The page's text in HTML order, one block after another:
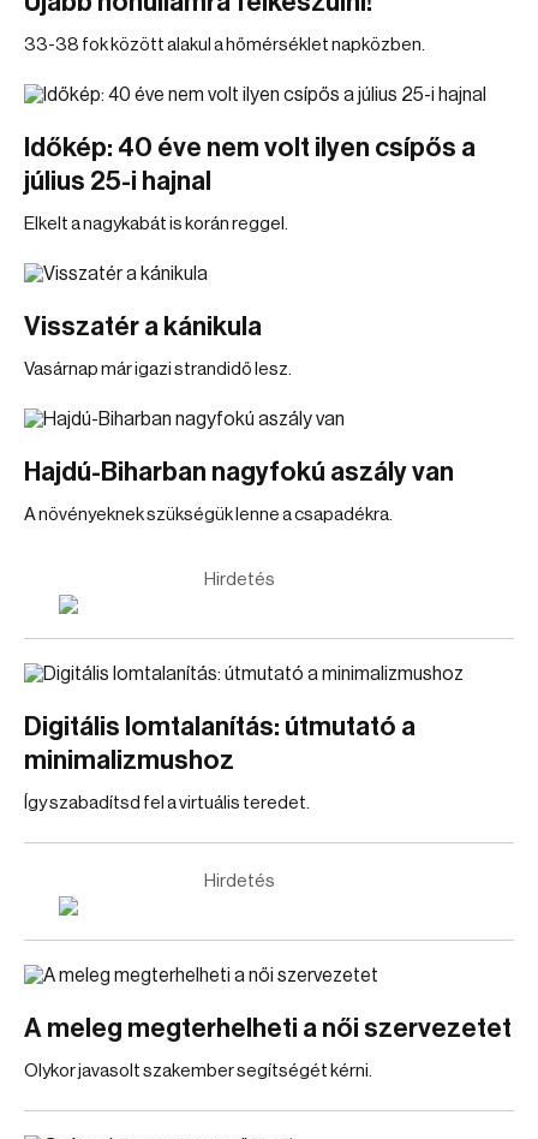
33-38 fok között alakul a hőmérséklet napközben.
Időkép: 40 éve nem volt ilyen csípős a
július 25-i hajnal
Elkelt a nagykabát is korán reggel.
Visszatér a kánikula
Vasárnap már igazi strandidő lesz.
Hajdú-Biharban nagyfokú aszály van
A növényeknek szükségük lenne a csapadékra.
Hirdetés
Digitális lomtalanítás: útmutató a
minimalizmushoz
Így szabadítsd fel a virtuális teredet.
Hirdetés
A meleg megterhelheti a női szervezetet
Olykor javasolt szakember segítségét kérni.